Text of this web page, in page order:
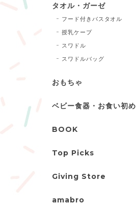
タオル・ガーゼ
フード付きバスタオル
授乳ケープ
スワドル
スワドルバッグ
おもちゃ
ベビー食器・お食い初め
BOOK
Top Picks
Giving Store
amabro